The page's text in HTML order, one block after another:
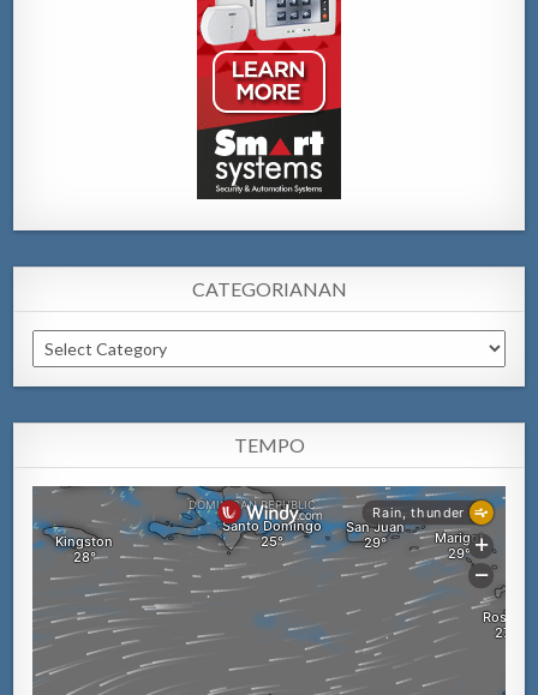
CATEGORIANAN
Categorianan
TEMPO